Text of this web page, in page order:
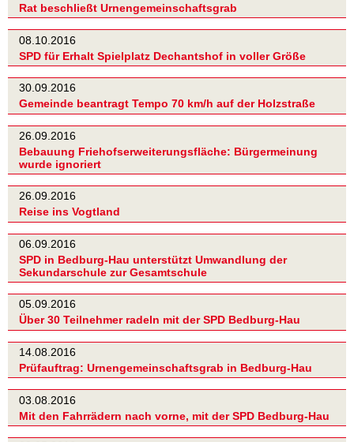
Rat beschließt Urnengemeinschaftsgrab
08.10.2016
SPD für Erhalt Spielplatz Dechantshof in voller Größe
30.09.2016
Gemeinde beantragt Tempo 70 km/h auf der Holzstraße
26.09.2016
Bebauung Friehofserweiterungsfläche: Bürgermeinung
wurde ignoriert
26.09.2016
Reise ins Vogtland
06.09.2016
SPD in Bedburg-Hau unterstützt Umwandlung der
Sekundarschule zur Gesamtschule
05.09.2016
Über 30 Teilnehmer radeln mit der SPD Bedburg-Hau
14.08.2016
Prüfauftrag: Urnengemeinschaftsgrab in Bedburg-Hau
03.08.2016
Mit den Fahrrädern nach vorne, mit der SPD Bedburg-Hau